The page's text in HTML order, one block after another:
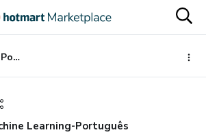
Machine Learning-Português
Learning-Português